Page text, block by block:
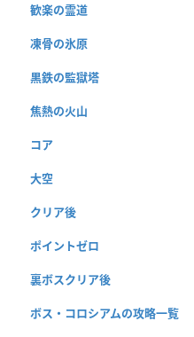
歓楽の霊道
凍骨の氷原
黒鉄の監獄塔
焦熱の火山
コア
大空
クリア後
ポイントゼロ
裏ボスクリア後
ボス・コロシアムの攻略一覧